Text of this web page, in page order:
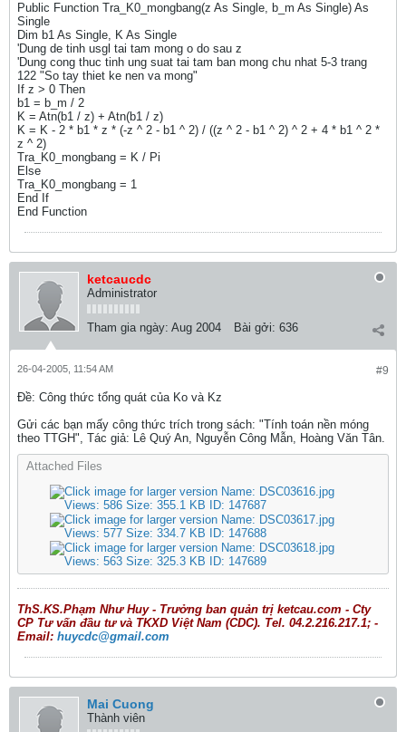
Public Function Tra_K0_mongbang(z As Single, b_m As Single) As
Single
Dim b1 As Single, K As Single
'Dung de tinh usgl tai tam mong o do sau z
'Dung cong thuc tinh ung suat tai tam ban mong chu nhat 5-3 trang
122 "So tay thiet ke nen va mong"
If z > 0 Then
b1 = b_m / 2
K = Atn(b1 / z) + Atn(b1 / z)
K = K - 2 * b1 * z * (-z ^ 2 - b1 ^ 2) / ((z ^ 2 - b1 ^ 2) ^ 2 + 4 * b1 ^ 2 *
z ^ 2)
Tra_K0_mongbang = K / Pi
Else
Tra_K0_mongbang = 1
End If
End Function
ketcaucdc
Administrator
Tham gia ngày: Aug 2004 Bài gởi: 636
#9
26-04-2005, 11:54 AM
Ðề: Công thức tổng quát của Ko và Kz
Gửi các bạn mấy công thức trích trong sách: "Tính toán nền móng
theo TTGH", Tác giả: Lê Quý An, Nguyễn Công Mẫn, Hoàng Văn Tân.
Attached Files
ThS.KS.Phạm Như Huy - Trưởng ban quản trị ketcau.com - Cty
CP Tư vấn đầu tư và TKXD Việt Nam (CDC). Tel. 04.2.216.217.1; -
Email: huycdc@gmail.com
Mai Cuong
Thành viên